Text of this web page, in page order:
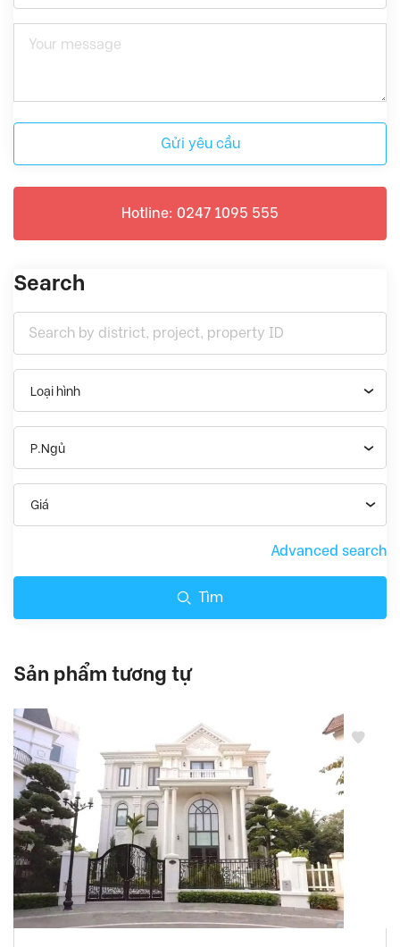
Gửi yêu cầu
Hotline: 0247 1095 555
Search
Loại hình
P.Ngủ
Giá
Advanced search
Tìm
Sản phẩm tương tự